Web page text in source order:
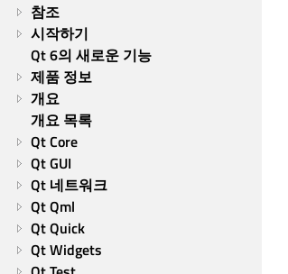
참조
시작하기
Qt 6의 새로운 기능
제품 정보
개요
개요 목록
Qt Core
Qt GUI
Qt 네트워크
Qt Qml
Qt Quick
Qt Widgets